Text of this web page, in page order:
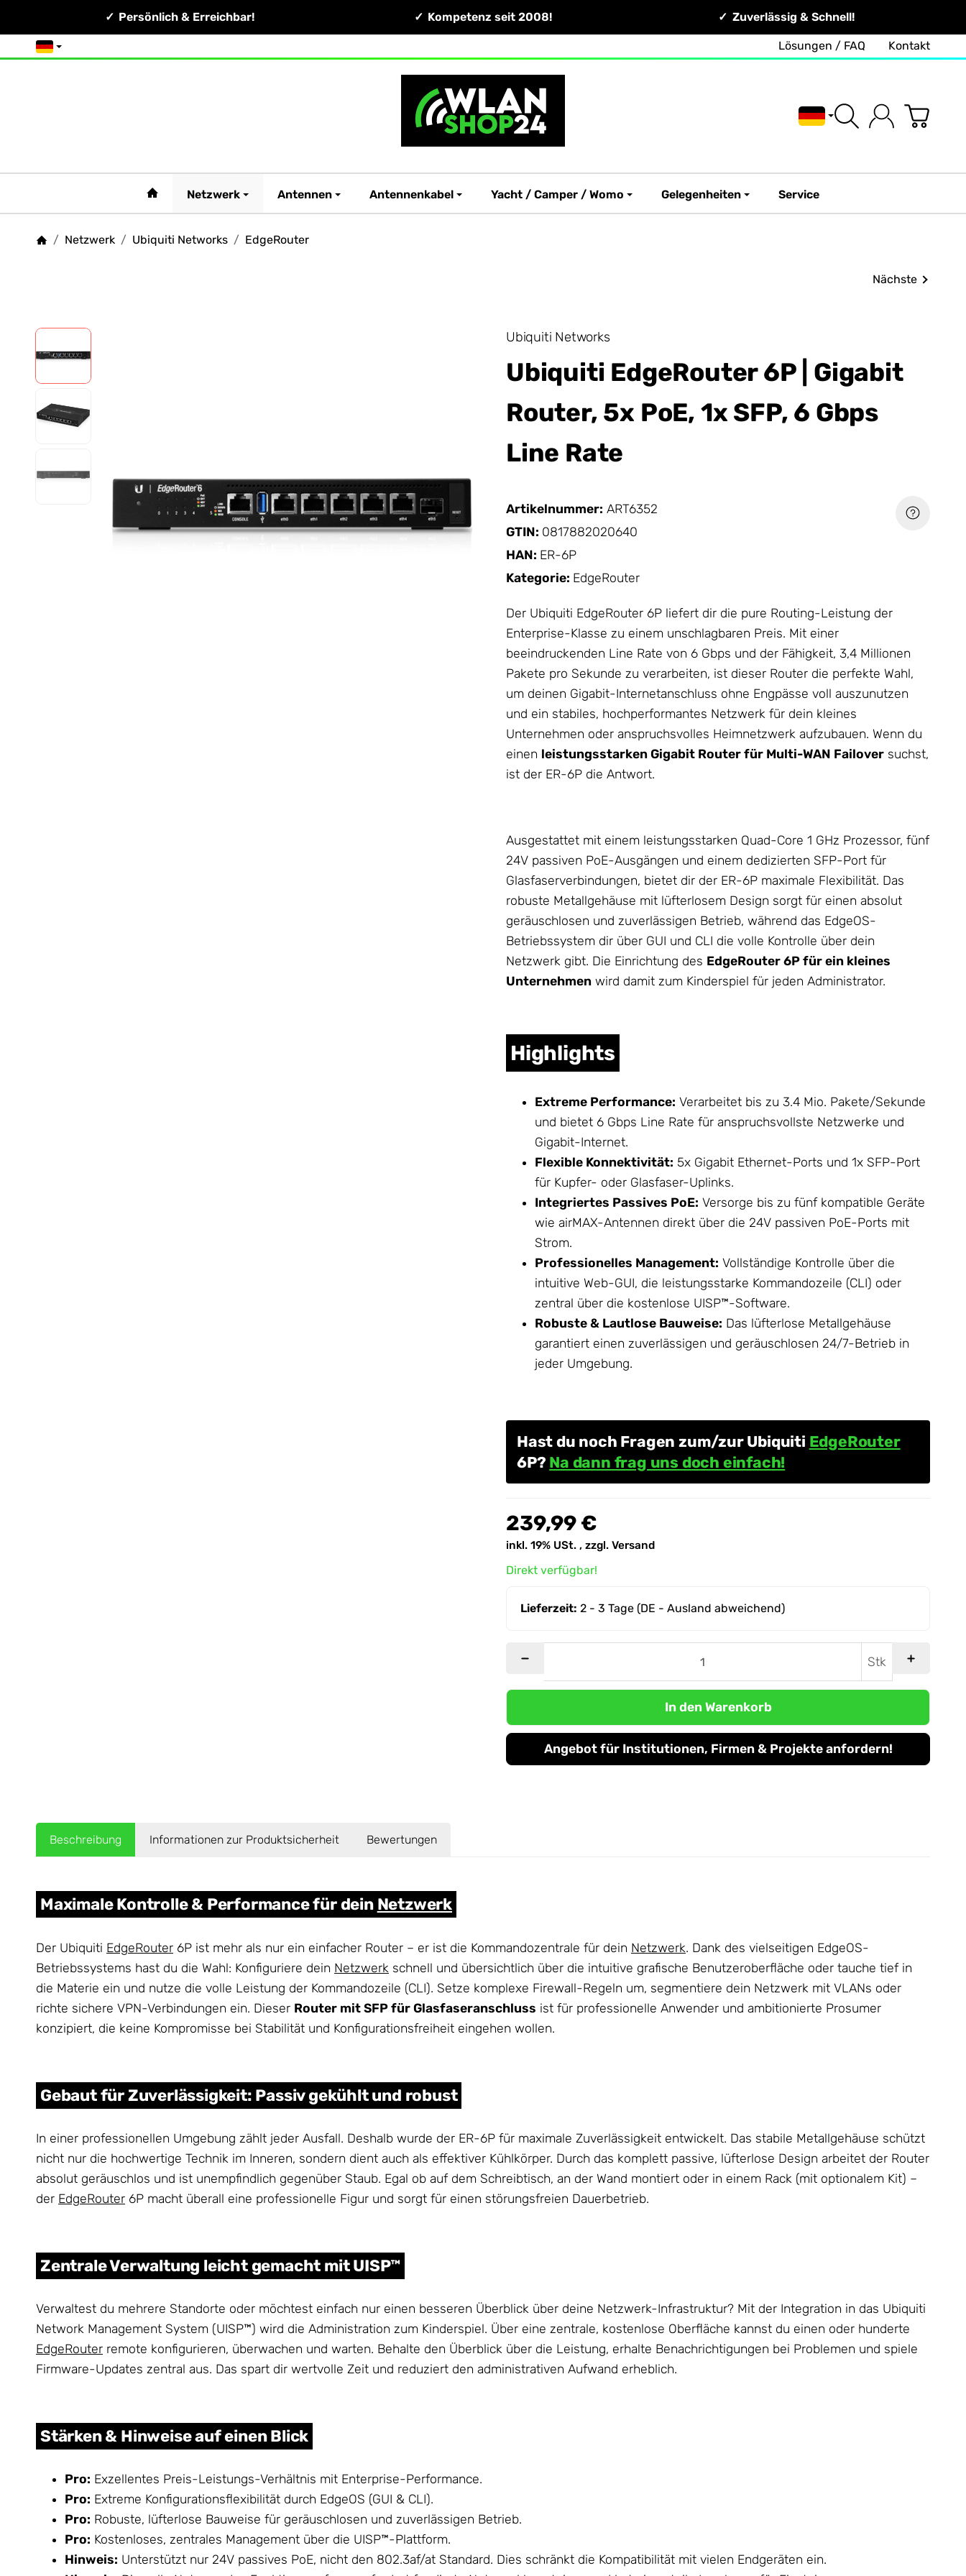
Persönlich & Erreichbar! Kompetenz seit 2008! Zuverlässig & Schnell!
Deutsch Lösungen / FAQ Kontakt
Deutsch
#custom.linkHome#
Netzwerk Antennen Antennenkabel Yacht / Camper / Womo Gelegenheiten Service
/ Netzwerk / Ubiquiti Networks / EdgeRouter
Nächste
Ubiquiti Networks
Ubiquiti EdgeRouter 6P | Gigabit
Router, 5x PoE, 1x SFP, 6 Gbps
Line Rate
Artikelnummer: ART6352
GTIN: 0817882020640
HAN: ER-6P
Kategorie: EdgeRouter
Der Ubiquiti EdgeRouter 6P liefert dir die pure Routing-Leistung der
Enterprise-Klasse zu einem unschlagbaren Preis. Mit einer
beeindruckenden Line Rate von 6 Gbps und der Fähigkeit, 3,4 Millionen
Pakete pro Sekunde zu verarbeiten, ist dieser Router die perfekte Wahl,
um deinen Gigabit-Internetanschluss ohne Engpässe voll auszunutzen
und ein stabiles, hochperformantes Netzwerk für dein kleines
Unternehmen oder anspruchsvolles Heimnetzwerk aufzubauen. Wenn du
einen leistungsstarken Gigabit Router für Multi-WAN Failover suchst,
ist der ER-6P die Antwort.
Ausgestattet mit einem leistungsstarken Quad-Core 1 GHz Prozessor, fünf
24V passiven PoE-Ausgängen und einem dedizierten SFP-Port für
Glasfaserverbindungen, bietet dir der ER-6P maximale Flexibilität. Das
robuste Metallgehäuse mit lüfterlosem Design sorgt für einen absolut
geräuschlosen und zuverlässigen Betrieb, während das EdgeOS-
Betriebssystem dir über GUI und CLI die volle Kontrolle über dein
Netzwerk gibt. Die Einrichtung des EdgeRouter 6P für ein kleines
Unternehmen wird damit zum Kinderspiel für jeden Administrator.
Highlights
Extreme Performance: Verarbeitet bis zu 3.4 Mio. Pakete/Sekunde
und bietet 6 Gbps Line Rate für anspruchsvollste Netzwerke und
Gigabit-Internet.
Flexible Konnektivität: 5x Gigabit Ethernet-Ports und 1x SFP-Port
für Kupfer- oder Glasfaser-Uplinks.
Integriertes Passives PoE: Versorge bis zu fünf kompatible Geräte
wie airMAX-Antennen direkt über die 24V passiven PoE-Ports mit
Strom.
Professionelles Management: Vollständige Kontrolle über die
intuitive Web-GUI, die leistungsstarke Kommandozeile (CLI) oder
zentral über die kostenlose UISP™-Software.
Robuste & Lautlose Bauweise: Das lüfterlose Metallgehäuse
garantiert einen zuverlässigen und geräuschlosen 24/7-Betrieb in
jeder Umgebung.
Hast du noch Fragen zum/zur Ubiquiti EdgeRouter
6P? Na dann frag uns doch einfach!
239,99 €
inkl. 19% USt. , zzgl. Versand
Direkt verfügbar!
Lieferzeit:2 - 3 Tage (DE - Ausland abweichend)
Stk
In den Warenkorb
Angebot für Institutionen, Firmen & Projekte anfordern!
Beschreibung Informationen zur Produktsicherheit Bewertungen
Maximale Kontrolle & Performance für dein Netzwerk
Der Ubiquiti EdgeRouter 6P ist mehr als nur ein einfacher Router – er ist die Kommandozentrale für dein Netzwerk. Dank des vielseitigen EdgeOS-
Betriebssystems hast du die Wahl: Konfiguriere dein Netzwerk schnell und übersichtlich über die intuitive grafische Benutzeroberfläche oder tauche tief in
die Materie ein und nutze die volle Leistung der Kommandozeile (CLI). Setze komplexe Firewall-Regeln um, segmentiere dein Netzwerk mit VLANs oder
richte sichere VPN-Verbindungen ein. Dieser Router mit SFP für Glasfaseranschluss ist für professionelle Anwender und ambitionierte Prosumer
konzipiert, die keine Kompromisse bei Stabilität und Konfigurationsfreiheit eingehen wollen.
Gebaut für Zuverlässigkeit: Passiv gekühlt und robust
In einer professionellen Umgebung zählt jeder Ausfall. Deshalb wurde der ER-6P für maximale Zuverlässigkeit entwickelt. Das stabile Metallgehäuse schützt
nicht nur die hochwertige Technik im Inneren, sondern dient auch als effektiver Kühlkörper. Durch das komplett passive, lüfterlose Design arbeitet der Router
absolut geräuschlos und ist unempfindlich gegenüber Staub. Egal ob auf dem Schreibtisch, an der Wand montiert oder in einem Rack (mit optionalem Kit) –
der EdgeRouter 6P macht überall eine professionelle Figur und sorgt für einen störungsfreien Dauerbetrieb.
Zentrale Verwaltung leicht gemacht mit UISP™
Verwaltest du mehrere Standorte oder möchtest einfach nur einen besseren Überblick über deine Netzwerk-Infrastruktur? Mit der Integration in das Ubiquiti
Network Management System (UISP™) wird die Administration zum Kinderspiel. Über eine zentrale, kostenlose Oberfläche kannst du einen oder hunderte
EdgeRouter remote konfigurieren, überwachen und warten. Behalte den Überblick über die Leistung, erhalte Benachrichtigungen bei Problemen und spiele
Firmware-Updates zentral aus. Das spart dir wertvolle Zeit und reduziert den administrativen Aufwand erheblich.
Stärken & Hinweise auf einen Blick
Pro: Exzellentes Preis-Leistungs-Verhältnis mit Enterprise-Performance.
Pro: Extreme Konfigurationsflexibilität durch EdgeOS (GUI & CLI).
Pro: Robuste, lüfterlose Bauweise für geräuschlosen und zuverlässigen Betrieb.
Pro: Kostenloses, zentrales Management über die UISP™-Plattform.
Hinweis: Unterstützt nur 24V passives PoE, nicht den 802.3af/at Standard. Dies schränkt die Kompatibilität mit vielen Endgeräten ein.